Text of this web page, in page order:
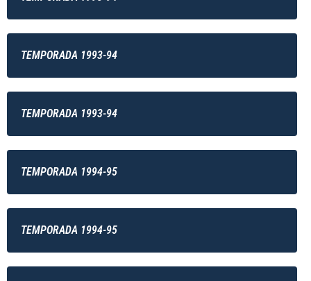
TEMPORADA 1993-94
TEMPORADA 1993-94
TEMPORADA 1994-95
TEMPORADA 1994-95